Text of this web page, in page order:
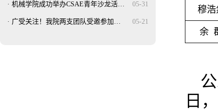
05-31
· 机械学院成功举办CSAE青年沙龙活…
05-21
· 广受关注！我院两支团队受邀参加…
穆浩
余
日